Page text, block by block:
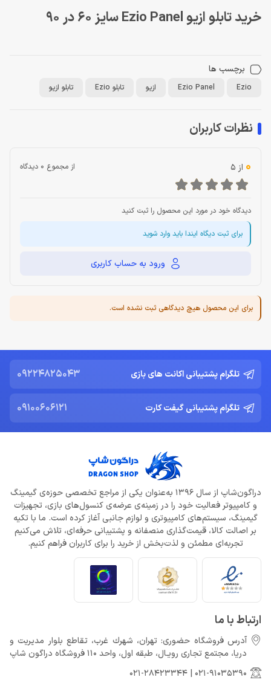
خرید تابلو ازیو Ezio Panel سایز 60 در 90
برچسب ها
Ezio
Ezio Panel ازیو تابلو Ezio تابلو ازیو
نظرات کاربران
0 از 5 از مجموع 0 دیدگاه
دیدگاه خود در مورد این محصول را ثبت کنید
برای ثبت دیگاه ایندا باید وارد شوید
ورود به حساب کاربری
برای این محصول هیچ دیدگاهی ثبت نشده است.
تلگرام پشتیبانی اکانت های بازی 09224825043
تلگرام پشتیبانی گیفت کارت 09100606121
دراگون‌شاپ از سال 1396 به‌عنوان یکی از مراجع تخصصی حوزه‌ی گیمینگ
و کامپیوتر فعالیت خود را در زمینه‌ی عرضه‌ی کنسول‌های بازی، تجهیزات
گیمینگ، سیستم‌های کامپیوتری و لوازم جانبی آغاز کرده است. ما با تکیه
بر اصالت کالا، قیمت‌گذاری منصفانه و پشتیبانی حرفه‌ای، تلاش می‌کنیم
تجربه‌ای مطمئن و لذت‌بخش از خرید را برای کاربران فراهم کنیم.
ارتباط با ما
آدرس فروشگاه حضوری: تهران، شهرك غرب، تقاطع بلوار مدیریت و
دريا، مجتمع تجارى رويـال، طبقه اول، واحد 110 فروشگاه دراگون شاپ
021-91035390
021-28423344